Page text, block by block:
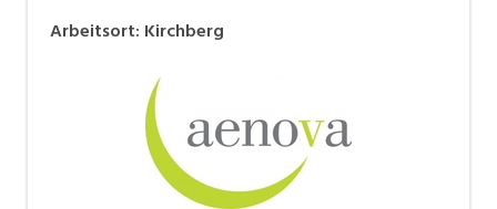
Arbeitsort: Kirchberg